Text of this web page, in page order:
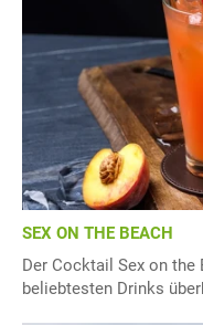
SEX ON THE BEACH
Der Cocktail Sex on the
beliebtesten Drinks